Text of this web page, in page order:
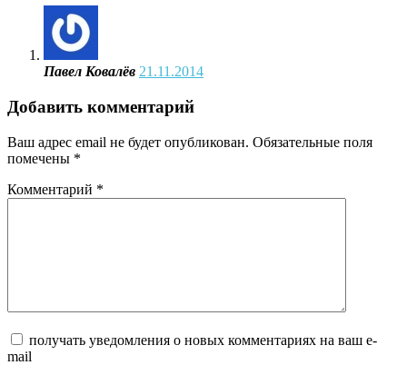
Павел Ковалёв 21.11.2014
Добавить комментарий
Ваш адрес email не будет опубликован. Обязательные поля
помечены *
Комментарий *
получать уведомления о новых комментариях на ваш e-
mail